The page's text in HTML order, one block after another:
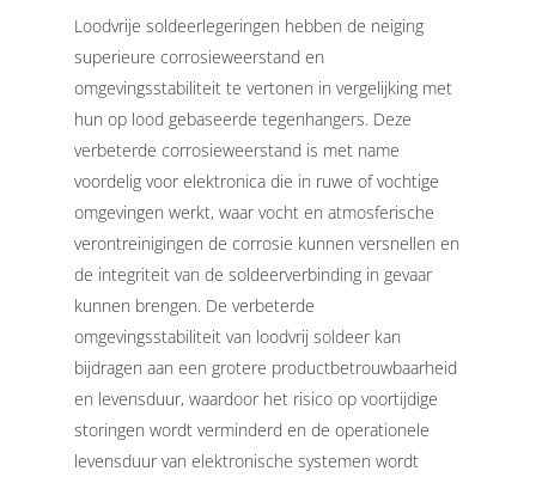
Loodvrije soldeerlegeringen hebben de neiging
superieure corrosieweerstand en
omgevingsstabiliteit te vertonen in vergelijking met
hun op lood gebaseerde tegenhangers. Deze
verbeterde corrosieweerstand is met name
voordelig voor elektronica die in ruwe of vochtige
omgevingen werkt, waar vocht en atmosferische
verontreinigingen de corrosie kunnen versnellen en
de integriteit van de soldeerverbinding in gevaar
kunnen brengen. De verbeterde
omgevingsstabiliteit van loodvrij soldeer kan
bijdragen aan een grotere productbetrouwbaarheid
en levensduur, waardoor het risico op voortijdige
storingen wordt verminderd en de operationele
levensduur van elektronische systemen wordt